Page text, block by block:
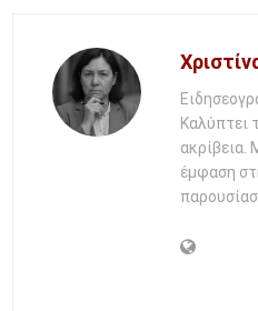
Καλύπτει
ακρίβεια.
έμφαση